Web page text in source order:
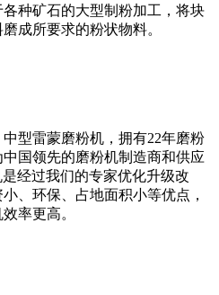
种矿石的大型制粉加工，将块
成所要求的粉状物料。
型雷蒙磨粉机，拥有22年磨粉
国领先的磨粉机制造商和供应
经过我们的专家优化升级改
、环保、占地面积小等优点，
率更高。